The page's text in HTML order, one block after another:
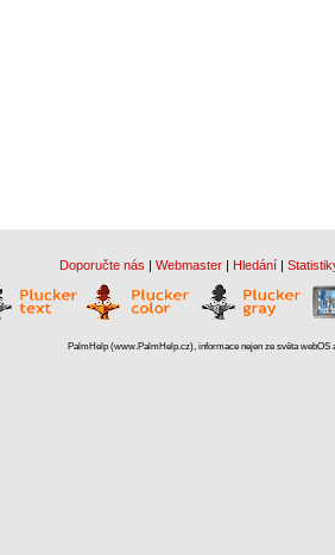
Doporučte nás | Webmaster | Hledání |
PalmHelp (www.PalmHelp.cz), informace nejen ze světa